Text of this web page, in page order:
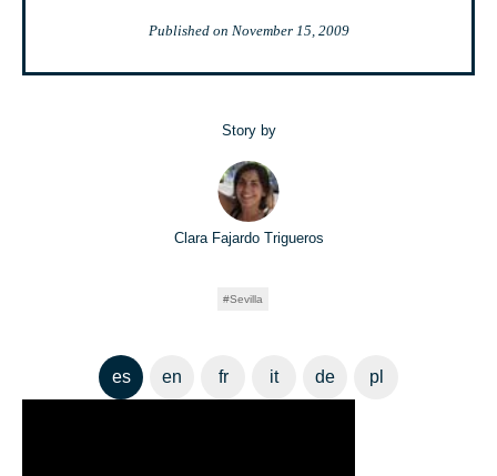
Published on November 15, 2009
Story by
Clara Fajardo Trigueros
Sevilla
es en fr it de pl